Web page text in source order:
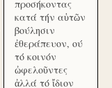
προσήκοντας
κατά τήν αὑτῶν
βούλησιν
ἐθεράπευον, ού
τό κοινόν
ὠφελοῦντες
ἀλλά τό ἴδιον